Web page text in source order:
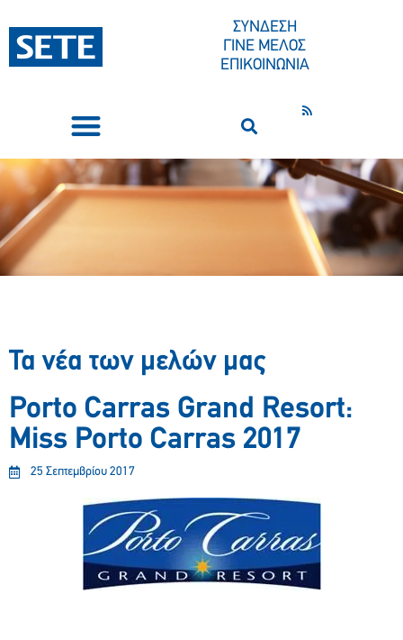
ΣΥΝΔΕΣΗ
ΓΙΝΕ ΜΕΛΟΣ
ΕΠΙΚΟΙΝΩΝΙΑ
Τα νέα των μελών μας
Porto Carras Grand Resort:
Miss Porto Carras 2017
25 Σεπτεμβρίου 2017